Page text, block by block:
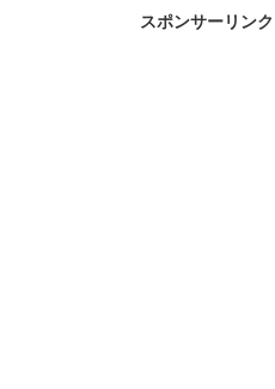
スポンサーリンク